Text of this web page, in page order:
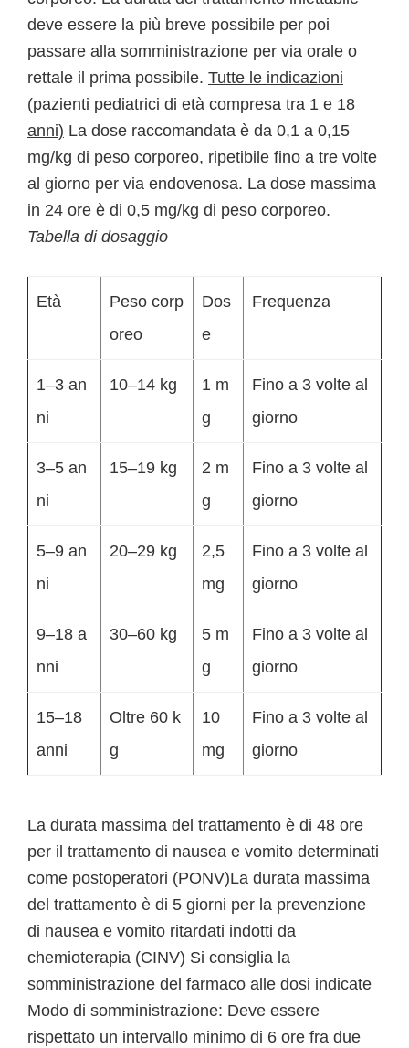
deve essere la più breve possibile per poi
passare alla somministrazione per via orale o
rettale il prima possibile. Tutte le indicazioni
(pazienti pediatrici di età compresa tra 1 e 18
anni) La dose raccomandata è da 0,1 a 0,15
mg/kg di peso corporeo, ripetibile fino a tre volte
al giorno per via endovenosa. La dose massima
in 24 ore è di 0,5 mg/kg di peso corporeo.
Tabella di dosaggio
Età
Peso corp
oreo
Dos
e
Frequenza
1–3 an
ni
10–14 kg
1 m
g
Fino a 3 volte al
giorno
3–5 an
ni
15–19 kg
2 m
g
Fino a 3 volte al
giorno
5–9 an
ni
20–29 kg
2,5
mg
Fino a 3 volte al
giorno
9–18 a
nni
30–60 kg
5 m
g
Fino a 3 volte al
giorno
15–18
anni
Oltre 60 k
g
10
mg
Fino a 3 volte al
giorno
La durata massima del trattamento è di 48 ore
per il trattamento di nausea e vomito determinati
come postoperatori (PONV)La durata massima
del trattamento è di 5 giorni per la prevenzione
di nausea e vomito ritardati indotti da
chemioterapia (CINV) Si consiglia la
somministrazione del farmaco alle dosi indicate
Modo di somministrazione: Deve essere
rispettato un intervallo minimo di 6 ore fra due